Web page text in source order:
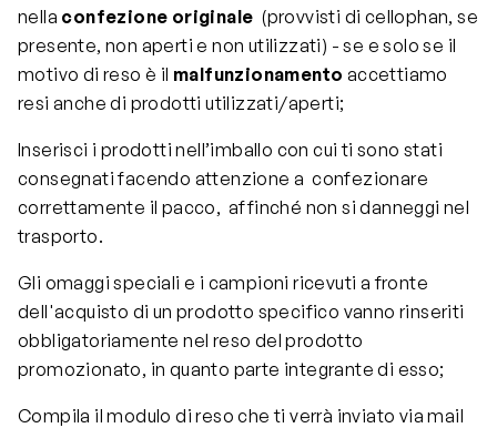
nella confezione originale (provvisti di cellophan, se
presente, non aperti e non utilizzati) - se e solo se il
motivo di reso è il malfunzionamento accettiamo
resi anche di prodotti utilizzati/aperti;
Inserisci i prodotti nell’imballo con cui ti sono stati
consegnati facendo attenzione a confezionare
correttamente il pacco, affinché non si danneggi nel
trasporto.
Gli omaggi speciali e i campioni ricevuti a fronte
dell'acquisto di un prodotto specifico vanno rinseriti
obbligatoriamente nel reso del prodotto
promozionato, in quanto parte integrante di esso;
Compila il modulo di reso che ti verrà inviato via mail